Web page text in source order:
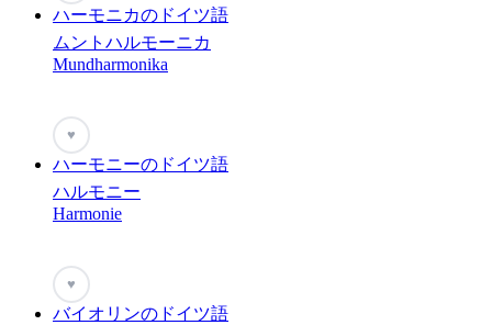
ハーモニカのドイツ語
ムントハルモーニカ
Mundharmonika
♥
ハーモニーのドイツ語
ハルモニー
Harmonie
♥
バイオリンのドイツ語